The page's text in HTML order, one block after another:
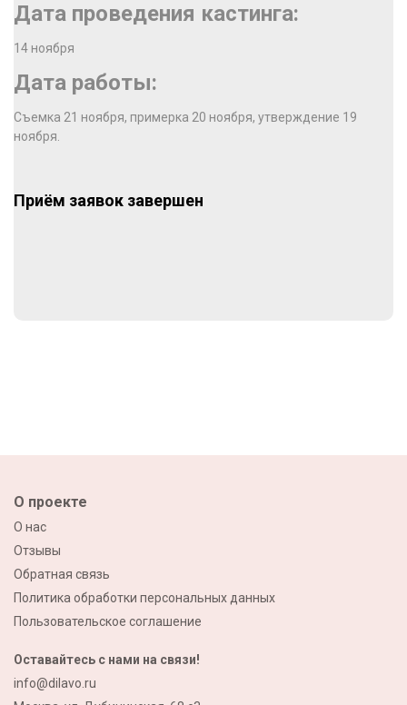
Дата проведения кастинга:
14 ноября
Дата работы:
Съемка 21 ноября, примерка 20 ноября, утверждение 19
ноября.
Приём заявок завершен
О проекте
О нас
Отзывы
Обратная связь
Политика обработки персональных данных
Пользовательское соглашение
Оставайтесь с нами на связи!
info@dilavo.ru